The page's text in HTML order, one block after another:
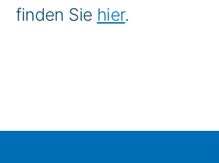
finden Sie hier.